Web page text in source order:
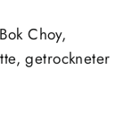
Choy,
getrockneter